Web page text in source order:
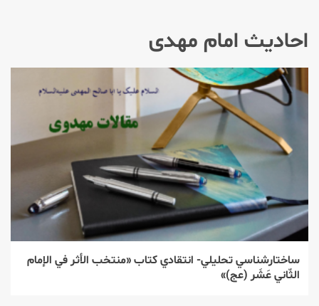
احادیث امام مهدی
ساختارشناسي تحليلي- انتقادي كتاب «منتخب الأثر في الإمام
الثّاني عَشَر (عج)»